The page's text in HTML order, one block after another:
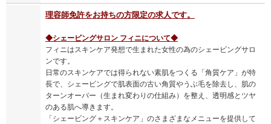
理容師免許をお持ちの方限定の求人です。
◆シェービングサロン フィニについて◆
フィニはスキンケア発想で生まれた女性の為のシェービングサロ
ンです。
日常のスキンケアでは得られない素肌をつくる「角質ケア」が特
長で、シェービングで肌表面の古い角質やうぶ毛を除去し、肌の
ターンオーバー（生まれ変わりの仕組み）を整え、透明感とツヤ
のある肌へ導きます。
「シェービング＋スキンケア」のさまざまなメニューを提供して